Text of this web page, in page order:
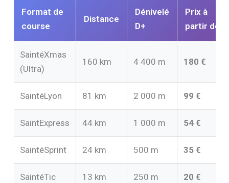
Format de
course
Distance
Dénivelé
D+
Prix à
partir de
SaintéXmas
(Ultra)
160 km 4 400 m 180 €
SaintéLyon 81 km 2 000 m 99 €
SaintExpress 44 km 1 000 m 54 €
SaintéSprint 24 km 500 m 35 €
SaintéTic 13 km 250 m 20 €